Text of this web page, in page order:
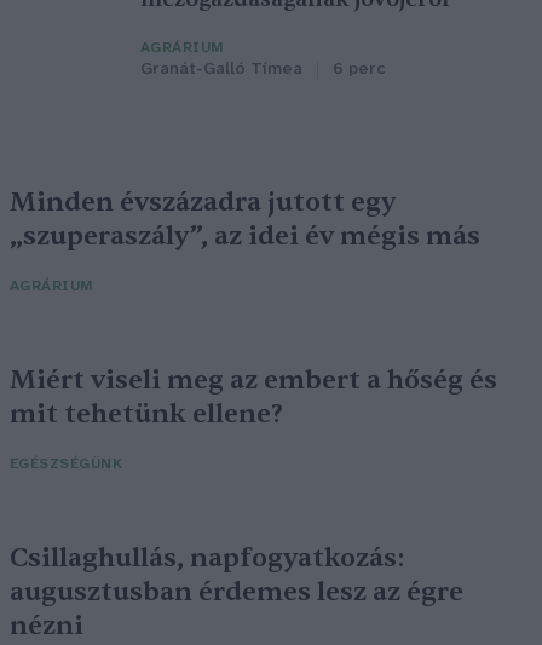
AGRÁRIUM
Granát-Galló Tímea 6 perc
Minden évszázadra jutott egy
„szuperaszály”, az idei év mégis más
AGRÁRIUM
Miért viseli meg az embert a hőség és
mit tehetünk ellene?
EGÉSZSÉGÜNK
Csillaghullás, napfogyatkozás:
augusztusban érdemes lesz az égre
nézni